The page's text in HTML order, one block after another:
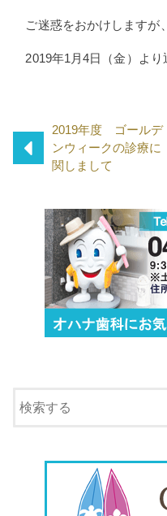
ご迷惑をおかけしますが
2019年1月4日（金）より
2019年度 ゴールデ
ンウィークの診療に
関しまして